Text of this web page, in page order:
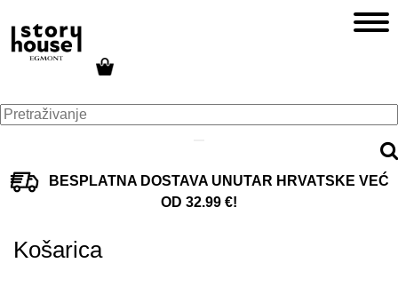
BESPLATNA DOSTAVA UNUTAR HRVATSKE VEĆ
OD 32.99 €!
Košarica